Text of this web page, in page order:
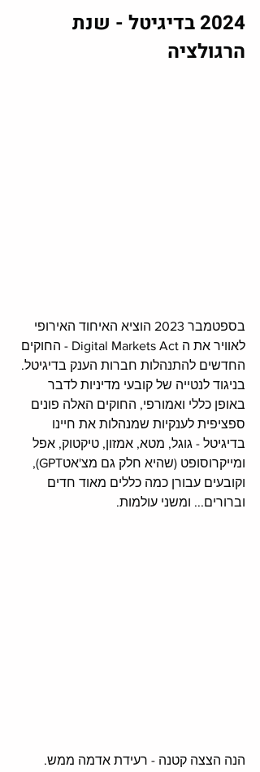
2024 בדיגיטל - שנת
הרגולציה
בספטמבר 2023 הוציא האיחוד האירופי
לאוויר את ה Digital Markets Act - החוקים
החדשים להתנהלות חברות הענק בדיגיטל.
בניגוד לנטייה של קובעי מדיניות לדבר
באופן כללי ואמורפי, החוקים האלה פונים
ספציפית לענקיות שמנהלות את חיינו
בדיגיטל - גוגל, מטא, אמזון, טיקטוק, אפל
ומייקרוסופט (שהיא חלק גם מצ'אטGPT),
וקובעים עבורן כמה כללים מאוד חדים
וברורים... ומשני עולמות.
הנה הצצה קטנה - רעידת אדמה ממש.